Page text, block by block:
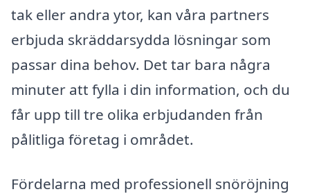
tak eller andra ytor, kan våra partners
erbjuda skräddarsydda lösningar som
passar dina behov. Det tar bara några
minuter att fylla i din information, och du
får upp till tre olika erbjudanden från
pålitliga företag i området.
Fördelarna med professionell snöröjning